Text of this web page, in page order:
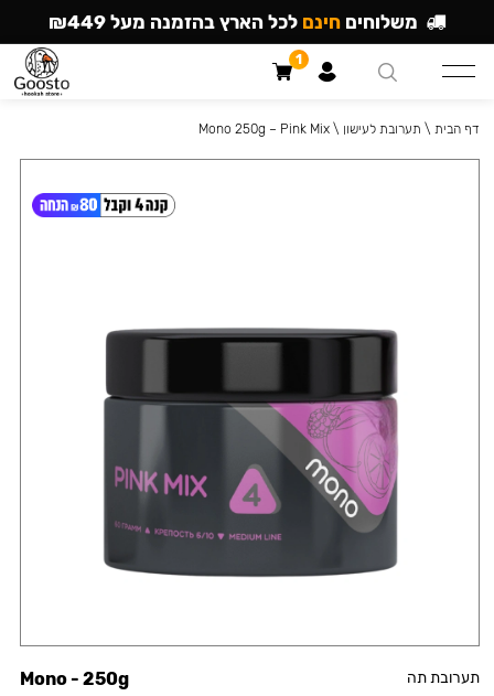
תערובת תה Mono - 250g
דף הבית \ תערובת לעישון \
Mono 250g – Pink Mix
משלוחים חינם לכל הארץ בהזמנה מעל ₪449
1